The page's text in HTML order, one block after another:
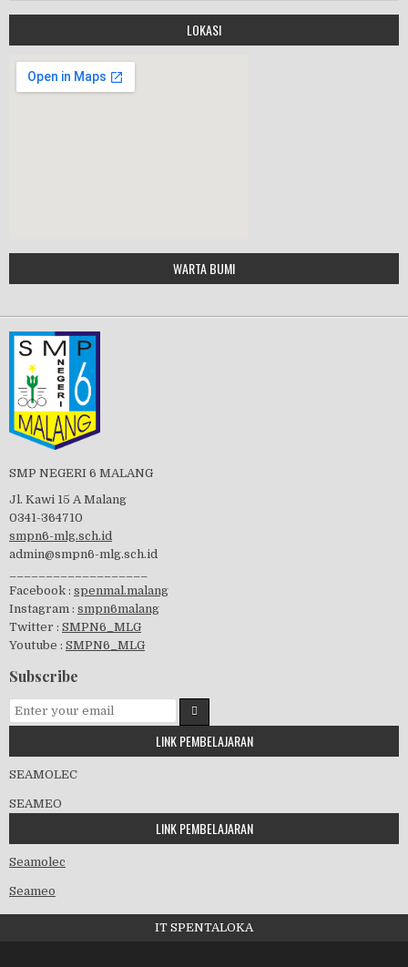
HALAL BIHALAL
Tes Matrikulasi 2019
visitasi PPK 2019
GSF 2019
Pembagian Ijazah 2020
Workshop Penjaminan Mutu 2020
LOKASI
Google Maps Generator by
embedgooglemap.net
WARTA BUMI
SMP NEGERI 6 MALANG
Jl. Kawi 15 A Malang
0341-364710
smpn6-mlg.sch.id
admin@smpn6-mlg.sch.id
Facebook : spenmal.malang
Instagram : smpn6malang
Twitter : SMPN6_MLG
Youtube : SMPN6_MLG
Subscribe
LINK PEMBELAJARAN
SEAMOLEC
SEAMEO
LINK PEMBELAJARAN
Seamolec
Seameo
IT SPENTALOKA